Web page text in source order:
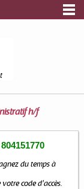
h/f
du temps à
code d'accès.